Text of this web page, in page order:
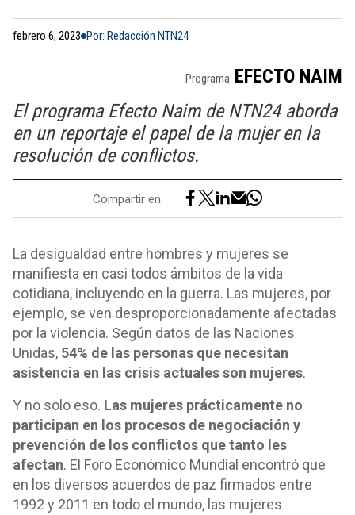
febrero 6, 2023 Por: Redacción NTN24
Programa: EFECTO NAIM
El programa Efecto Naim de NTN24 aborda
en un reportaje el papel de la mujer en la
resolución de conflictos.
Compartir en:
La desigualdad entre hombres y mujeres se
manifiesta en casi todos ámbitos de la vida
cotidiana, incluyendo en la guerra. Las mujeres, por
ejemplo, se ven desproporcionadamente afectadas
por la violencia. Según datos de las Naciones
Unidas, 54% de las personas que necesitan
asistencia en las crisis actuales son mujeres.
Y no solo eso. Las mujeres prácticamente no
participan en los procesos de negociación y
prevención de los conflictos que tanto les
afectan. El Foro Económico Mundial encontró que
en los diversos acuerdos de paz firmados entre
1992 y 2011 en todo el mundo, las mujeres